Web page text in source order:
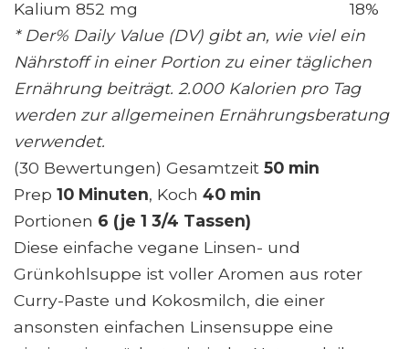
Kalium 852 mg
18%
* Der% Daily Value (DV) gibt an, wie viel ein
Nährstoff in einer Portion zu einer täglichen
Ernährung beiträgt. 2.000 Kalorien pro Tag
werden zur allgemeinen Ernährungsberatung
verwendet.
(30 Bewertungen) Gesamtzeit 50 min
Prep 10 Minuten, Koch 40 min
Portionen 6 (je 1 3/4 Tassen)
Diese einfache vegane Linsen- und
Grünkohlsuppe ist voller Aromen aus roter
Curry-Paste und Kokosmilch, die einer
ansonsten einfachen Linsensuppe eine